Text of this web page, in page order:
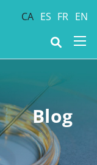
CA ES FR EN
Blog